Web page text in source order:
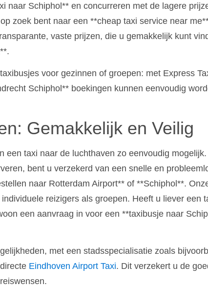
naar Schiphol** en concurreren met de lagere
zoek bent naar een **cheap taxi service near
vaste prijzen, die u gemakkelijk kunt
voor gezinnen of groepen: met Express
Schiphol** boekingen kunnen eenvoudig
Gemakkelijk en Veilig
een taxi naar de luchthaven zo eenvoudig
bent u verzekerd van een snelle en
naar Rotterdam Airport** of **Schiphol**.
reizigers als groepen. Heeft u liever een
een aanvraag in voor een **taxibusje naar
met een stadsspecialisatie zoals
Eindhoven Airport Taxi. Dit verzekert u de